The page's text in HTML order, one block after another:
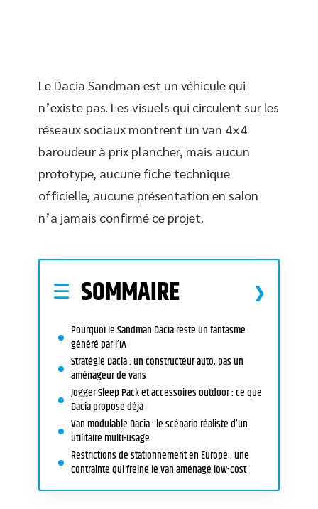
Le Dacia Sandman est un véhicule qui
n’existe pas. Les visuels qui circulent sur les
réseaux sociaux montrent un van 4×4
baroudeur à prix plancher, mais aucun
prototype, aucune fiche technique
officielle, aucune présentation en salon
n’a jamais confirmé ce projet.
SOMMAIRE
Pourquoi le Sandman Dacia reste un fantasme
généré par l’IA
Stratégie Dacia : un constructeur auto, pas un
aménageur de vans
Jogger Sleep Pack et accessoires outdoor : ce que
Dacia propose déjà
Van modulable Dacia : le scénario réaliste d’un
utilitaire multi-usage
Restrictions de stationnement en Europe : une
contrainte qui freine le van aménagé low-cost